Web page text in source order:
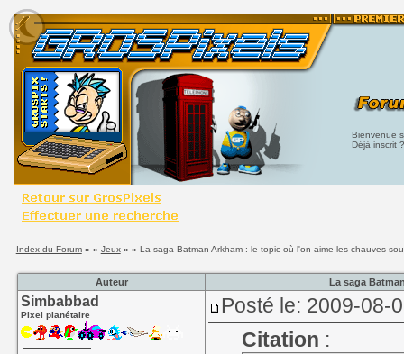
Bienvenue
Déjà inscrit
Index du Forum» » Jeux» » La saga Batman Arkham : le topic où l'on aime les chauves-
Auteur La saga
Simbabbad
Pixel planétaire
Posté le: 2009-08-
Citation :